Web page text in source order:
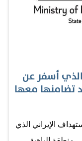
أسفر عن
تضامنها معها
الإيراني الذي